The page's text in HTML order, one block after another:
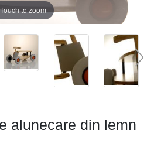
Touch to zoom
alunecare din lemn